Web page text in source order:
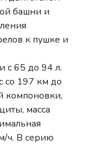
башни и
к пушке и
с 65 до 94 л.
со 197 км до
компоновки,
масса
ч. В серию